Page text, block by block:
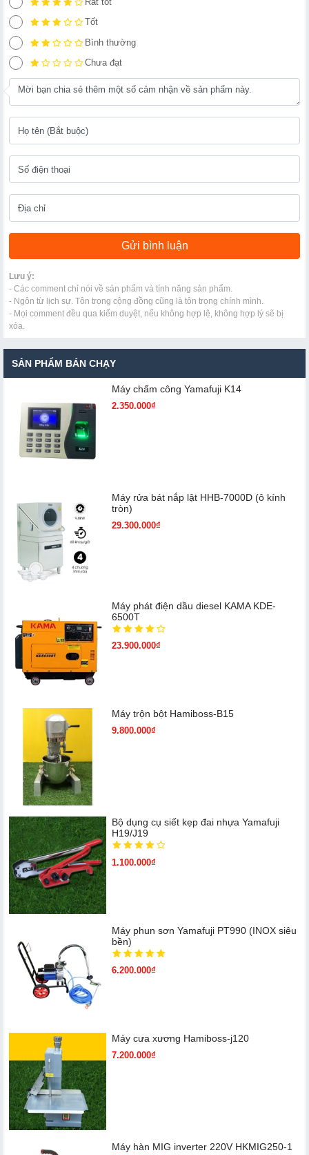
Tốt
Bình thường
Chưa đạt
Lưu ý:
- Các comment chỉ nói về sản phẩm và tính năng sản phẩm.
- Ngôn từ lịch sự. Tôn trọng cộng đồng cũng là tôn trọng chính mình.
- Mọi comment đều qua kiểm duyệt, nếu không hợp lệ, không hợp lý sẽ bị
xóa.
SẢN PHẨM BÁN CHẠY
Máy chấm cô​ng Yamafuji K14
2.350.000₫
Máy rửa bát nắp lật HHB-7000D (ô kính
tròn)
29.300.000₫
Máy phát điện dầu diesel KAMA KDE-
6500T
23.900.000₫
Máy trộn bột Hamiboss-B15
9.800.000₫
Bộ dụng cụ siết kẹp đai nhựa Yamafuji
H19/J19
1.100.000₫
Máy phun sơn Yamafuji PT990 (INOX siêu
bền)
6.200.000₫
Máy cưa xương Hamiboss-j120
7.200.000₫
Máy hàn MIG inverter 220V HKMIG250-1